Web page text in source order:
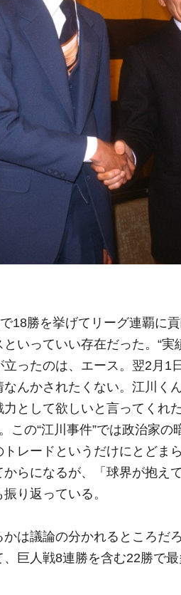
18勝を挙げてリーグ連覇に
いっていい存在だった。“実
ったのは、エース。翌2月1
んかされたくない。江川く
として欲しいと言ってくれ
この“江川事件”では政治家の
レードというだけにとどま
らになるが、「球界が抱え
り返っている。
は議論の分かれるところだ
巨人戦8連勝を含む22勝で